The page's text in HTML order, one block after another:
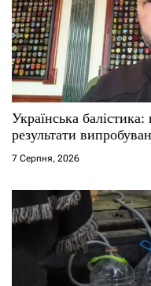
Українська
результати
7 Серпня, 2026